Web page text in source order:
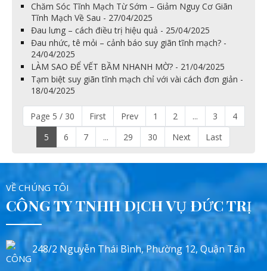
Chăm Sóc Tĩnh Mạch Từ Sớm – Giảm Nguy Cơ Giãn
Tĩnh Mạch Về Sau - 27/04/2025
Đau lưng – cách điều trị hiệu quả - 25/04/2025
Đau nhức, tê mỏi – cảnh báo suy giãn tĩnh mạch? -
24/04/2025
LÀM SAO ĐỂ VẾT BẦM NHANH MỜ? - 21/04/2025
Tạm biệt suy giãn tĩnh mạch chỉ với vài cách đơn giản -
18/04/2025
Page 5 / 30 First Prev 1 2 ... 3
4
5
6 7 ... 29 30 Next Last
VỀ CHÚNG TÔI
CÔNG TY TNHH DỊCH VỤ ĐỨC TRỊ
248/2 Nguyễn Thái Bình, Phường 12, Quận Tân